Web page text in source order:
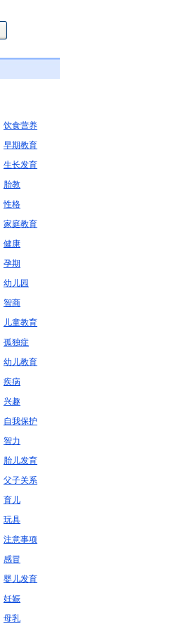
饮食营养
早期教育
生长发育
胎教
性格
家庭教育
健康
孕期
幼儿园
智商
儿童教育
孤独症
幼儿教育
疾病
兴趣
自我保护
智力
胎儿发育
父子关系
育儿
玩具
注意事项
感冒
婴儿发育
妊娠
母乳